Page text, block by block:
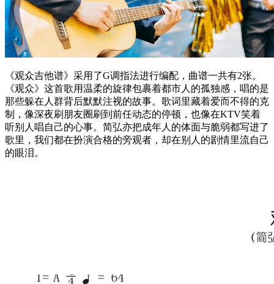
《观众吉他谱》采用了G调指法进行编配，曲谱一共有2张。
《观众》这首歌用温柔的旋律包裹着都市人的孤独感，唱的是
那些躲在人群背后默默注视的故事。歌词里藏着爱而不得的克
制，像深夜刷朋友圈刷到前任动态的停顿，也像在KTV笑着
听别人唱自己的心事。简弘亦把成年人的体面与脆弱都写进了
歌里，我们都在扮演合格的旁观者，却在别人的剧情里流自己
的眼泪。